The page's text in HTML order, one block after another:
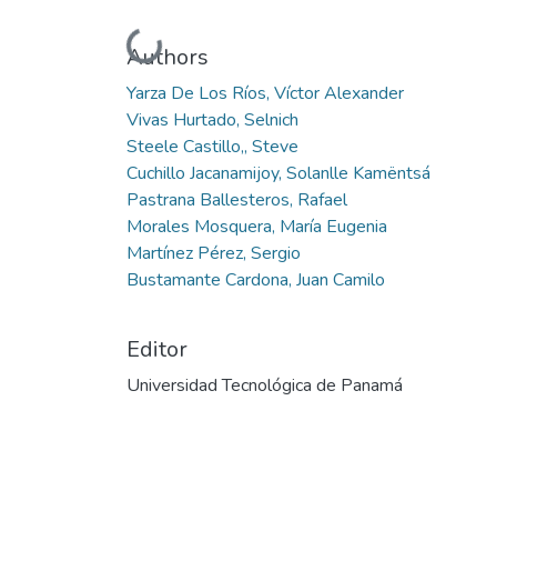
Cargando...
Authors
Yarza De Los Ríos, Víctor Alexander
Vivas Hurtado, Selnich
Steele Castillo,, Steve
Cuchillo Jacanamijoy, Solanlle Kamëntsá
Pastrana Ballesteros, Rafael
Morales Mosquera, María Eugenia
Martínez Pérez, Sergio
Bustamante Cardona, Juan Camilo
Editor
Universidad Tecnológica de Panamá